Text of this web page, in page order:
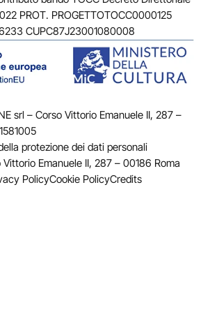
PROT. PROGETTOTOCC0000125
CUPC87J23001080008
srl – Corso Vittorio Emanuele II, 287 –
protezione dei dati personali
Vittorio Emanuele II, 287 – 00186 Roma
PolicyCookie PolicyCredits